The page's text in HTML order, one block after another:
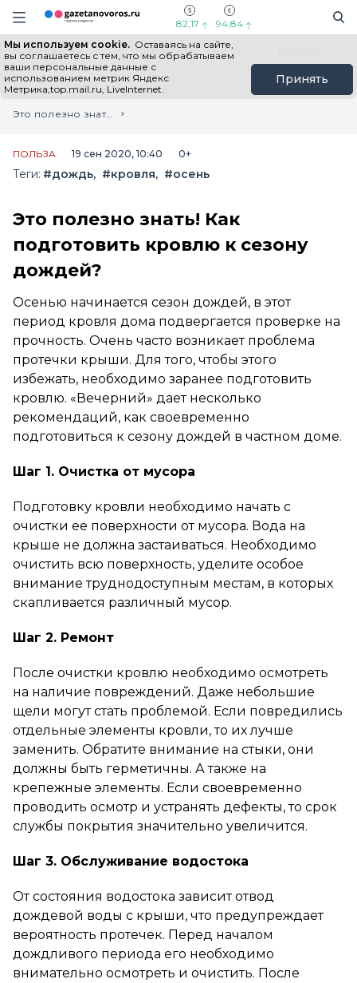
Информационный портал "ГазетаНоворос.ру"
Навигация сайта
82,17 94,84
Мы используем cookie. Оставаясь на сайте,
вы соглашаетесь с тем, что мы обрабатываем
ваши персональные данные с
использованием метрик Яндекс
Метрика,top.mail.ru, LiveInternet.
Принять
Все новости Новости России
Главная
Лента новостей
Это полезно знать! Как подготовить кровлю к сезону дождей?
ПОЛЬЗА 19 сен 2020, 10:40 0+
Теги: #дождь #кровля #осень
Это полезно знать! Как
подготовить кровлю к сезону
дождей?
Осенью начинается сезон дождей, в этот
период кровля дома подвергается проверке на
прочность. Очень часто возникает проблема
протечки крыши. Для того, чтобы этого
избежать, необходимо заранее подготовить
кровлю. «Вечерний» дает несколько
рекомендаций, как своевременно
подготовиться к сезону дождей в частном доме.
Шаг 1. Очистка от мусора
Подготовку кровли необходимо начать с
очистки ее поверхности от мусора. Вода на
крыше не должна застаиваться. Необходимо
очистить всю поверхность, уделите особое
внимание труднодоступным местам, в которых
скапливается различный мусор.
Шаг 2. Ремонт
После очистки кровлю необходимо осмотреть
на наличие повреждений. Даже небольшие
щели могут стать проблемой. Если повредились
отдельные элементы кровли, то их лучше
заменить. Обратите внимание на стыки, они
должны быть герметичны. А также на
крепежные элементы. Если своевременно
проводить осмотр и устранять дефекты, то срок
службы покрытия значительно увеличится.
Шаг 3. Обслуживание водостока
От состояния водостока зависит отвод
дождевой воды с крыши, что предупреждает
вероятность протечек. Перед началом
дождливого периода его необходимо
внимательно осмотреть и очистить. После